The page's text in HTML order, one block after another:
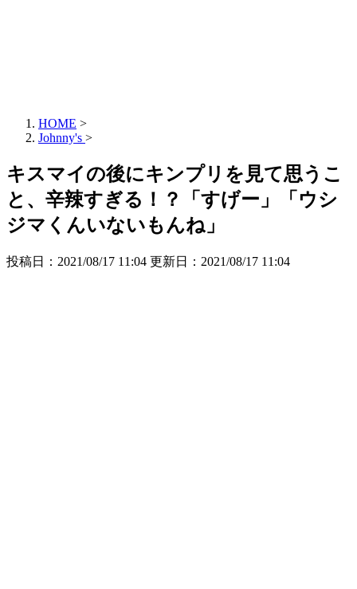
HOME >
Johnny's >
キスマイの後にキンプリを見て思うこ
と、辛辣すぎる！？「すげー」「ウシ
ジマくんいないもんね」
投稿日：2021/08/17 11:04 更新日： 2021/08/17 11:04